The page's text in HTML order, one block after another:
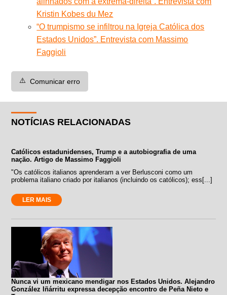
Kristin Kobes du Mez
“O trumpismo se infiltrou na Igreja Católica dos
Estados Unidos”. Entrevista com Massimo
Faggioli
⚠️ Comunicar erro
NOTÍCIAS RELACIONADAS
Católicos estadunidenses, Trump e a autobiografia de uma
nação. Artigo de Massimo Faggioli
"Os católicos italianos aprenderam a ver Berlusconi como um
problema italiano criado por italianos (incluindo os católicos); ess[...]
LER MAIS
Nunca vi um mexicano mendigar nos Estados Unidos. Alejandro
González Iñárritu expressa decepção encontro de Peña Nieto e